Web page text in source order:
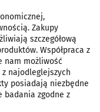
Zakupy
szczegółową
Współpraca z
nam możliwość
najodleglejszych
posiadają niezbędne
badania zgodne z